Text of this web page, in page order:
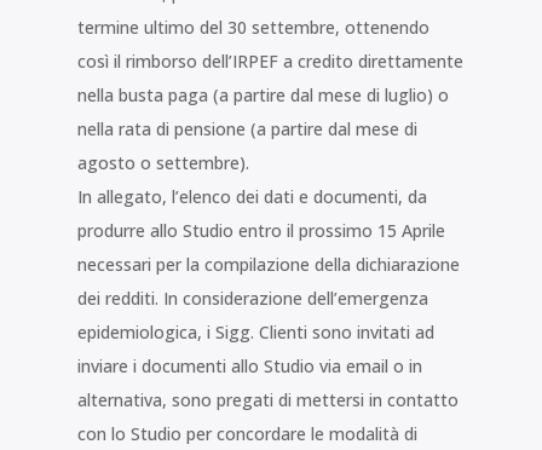
termine ultimo del 30 settembre, ottenendo
così il rimborso dell’IRPEF a credito direttamente
nella busta paga (a partire dal mese di luglio) o
nella rata di pensione (a partire dal mese di
agosto o settembre).
In allegato, l’elenco dei dati e documenti, da
produrre allo Studio entro il prossimo 15 Aprile
necessari per la compilazione della dichiarazione
dei redditi. In considerazione dell’emergenza
epidemiologica, i Sigg. Clienti sono invitati ad
inviare i documenti allo Studio via email o in
alternativa, sono pregati di mettersi in contatto
con lo Studio per concordare le modalità di